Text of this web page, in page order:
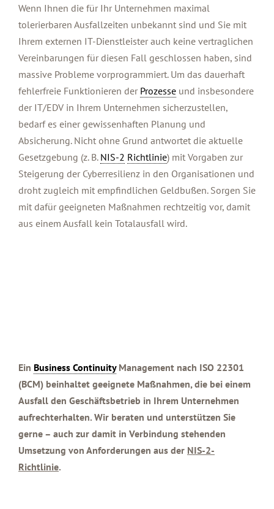
Wenn Ihnen die für Ihr Unternehmen maximal
tolerierbaren Ausfallzeiten unbekannt sind und Sie mit
Ihrem externen IT-Dienstleister auch keine vertraglichen
Vereinbarungen für diesen Fall geschlossen haben, sind
massive Probleme vorprogrammiert. Um das dauerhaft
fehlerfreie Funktionieren der Prozesse und insbesondere
der IT/EDV in Ihrem Unternehmen sicherzustellen,
bedarf es einer gewissenhaften Planung und
Absicherung. Nicht ohne Grund antwortet die aktuelle
Gesetzgebung (z. B. NIS-2 Richtlinie) mit Vorgaben zur
Steigerung der Cyberresilienz in den Organisationen und
droht zugleich mit empfindlichen Geldbußen. Sorgen Sie
mit dafür geeigneten Maßnahmen rechtzeitig vor, damit
aus einem Ausfall kein Totalausfall wird.
Ein Business ContinuityManagement nach ISO 22301
(BCM) beinhaltet geeignete Maßnahmen, die bei einem
Ausfall den Geschäftsbetrieb in Ihrem Unternehmen
aufrechterhalten. Wir beraten und unterstützen Sie
gerne – auch zur damit in Verbindung stehenden
Umsetzung von Anforderungen aus der NIS-2-
Richtlinie.